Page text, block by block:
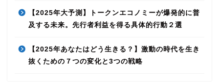
【2025年大予測】トークンエコノミーが爆発的に普
及する未来。先行者利益を得る具体的行動２選
【2025年あなたはどう生きる？】激動の時代を生き
抜くための７つの変化と3つの戦略